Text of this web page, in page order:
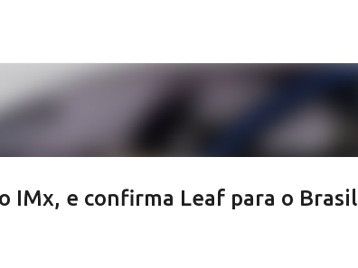
IMx, e confirma Leaf para o Brasil